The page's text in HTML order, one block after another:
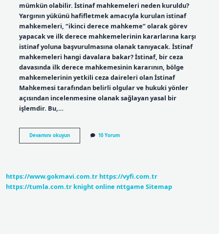
mümkün olabilir. İstinaf mahkemeleri neden kuruldu?
Yargının yükünü hafifletmek amacıyla kurulan istinaf
mahkemeleri, “ikinci derece mahkeme” olarak görev
yapacak ve ilk derece mahkemelerinin kararlarına karşı
istinaf yoluna başvurulmasına olanak tanıyacak. İstinaf
mahkemeleri hangi davalara bakar? İstinaf, bir ceza
davasında ilk derece mahkemesinin kararının, bölge
mahkemelerinin yetkili ceza daireleri olan İstinaf
Mahkemesi tarafından belirli olgular ve hukuki yönler
açısından incelenmesine olanak sağlayan yasal bir
işlemdir. Bu,…
Devamını okuyunIstinaf
Bölge
Açılmıştır
10 Yorum
https://www.gokmavi.com.tr https://vyfi.com.tr
https://tumla.com.tr knight online nttgame Sitemap